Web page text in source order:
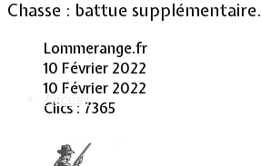
Accueil
Chasse : battue supplémentaire.
Lommerange.fr
10 Février 2022
10 Février 2022
Clics : 7365